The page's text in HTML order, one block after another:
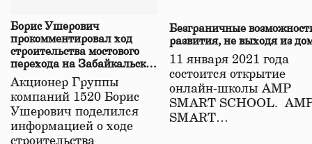
Борис Ушерович
прокомментировал ход
строительства мостового
перехода на Забайкальской
железной дороге
Акционер Группы
компаний 1520 Борис
Ушерович поделился
информацией о ходе
строительства
Безграничные
развития, не выходя из
11 января 2021 года
состоится открытие
онлайн-школы АМР
SMART SCHOOL.
SMART…